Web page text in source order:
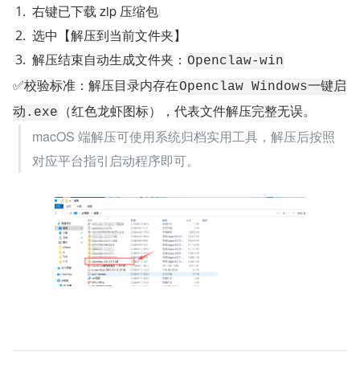
右键已下载 zip 压缩包
选中【解压到当前文件夹】
解压结束自动生成文件夹： Openclaw-win
✅校验标准：解压目录内存在Openclaw Windows一键启
动.exe
（红色龙虾图标），代表文件解压完整无误。
macOS 端解压可使用系统归档实用工具，解压后按照
对应平台指引启动程序即可。